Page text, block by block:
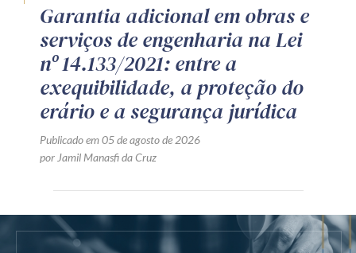
Garantia adicional em obras e
serviços de engenharia na Lei
nº 14.133/2021: entre a
exequibilidade, a proteção do
erário e a segurança jurídica
Publicado em 05 de agosto de 2026
por Jamil Manasfi da Cruz